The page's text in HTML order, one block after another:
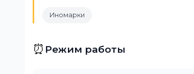
Иномарки
⏰ Режим работы